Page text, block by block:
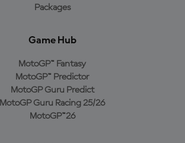
Packages
Game Hub
MotoGP™ Fantasy
MotoGP™ Predictor
MotoGP Guru Predict
MotoGP Guru Racing 25/26
MotoGP™26